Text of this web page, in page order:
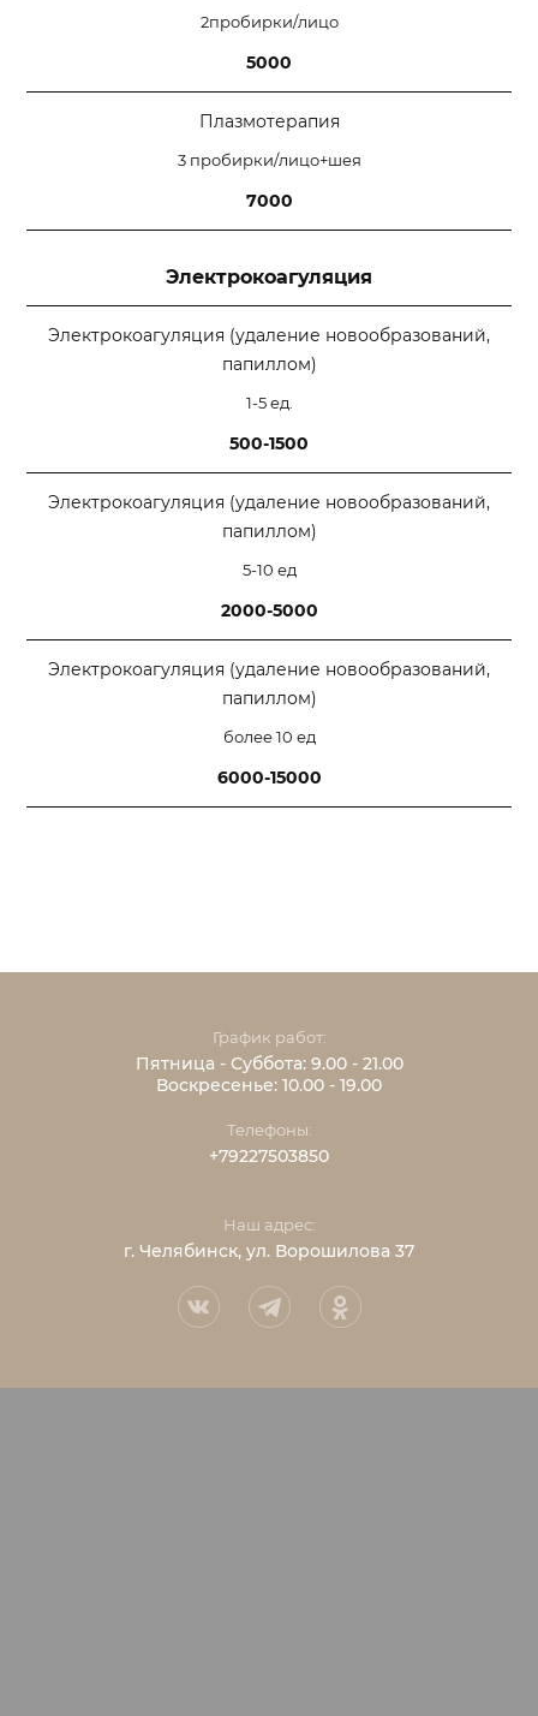
2пробирки/лицо
5000
Плазмотерапия
3 пробирки/лицо+шея
7000
Электрокоагуляция
Электрокоагуляция (удаление новообразований,
папиллом)
1-5 ед.
500-1500
Электрокоагуляция (удаление новообразований,
папиллом)
5-10 ед
2000-5000
Электрокоагуляция (удаление новообразований,
папиллом)
более 10 ед
6000-15000
График работ:
Пятница - Суббота: 9.00 - 21.00
Воскресенье: 10.00 - 19.00
+79227503850
Телефоны:
Наш адрес:
г. Челябинск, ул. Ворошилова 37